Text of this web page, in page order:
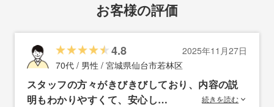
お客様の評価
4.8
2025年11月27日
70代 / 男性 / 宮城県仙台市若林区
スタッフの方々がきびきびしており、内容の説
明もわかりやすくて、安心し…
続きを読む